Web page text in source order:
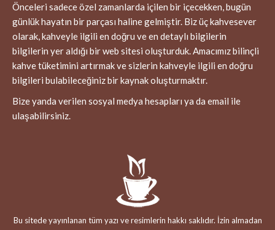
Önceleri sadece özel zamanlarda içilen bir içecekken, bugün
günlük hayatın bir parçası haline gelmiştir. Biz üç kahvesever
olarak, kahveyle ilgili en doğru ve en detaylı bilgilerin
bilgilerin yer aldığı bir web sitesi oluşturduk. Amacımız bilinçli
kahve tüketimini artırmak ve sizlerin kahveyle ilgili en doğru
bilgileri bulabileceğiniz bir kaynak oluşturmaktır.
Bize yanda verilen sosyal medya hesapları ya da email ile
ulaşabilirsiniz.
Bu sitede yayınlanan tüm yazı ve resimlerin hakkı saklıdır. İzin almadan